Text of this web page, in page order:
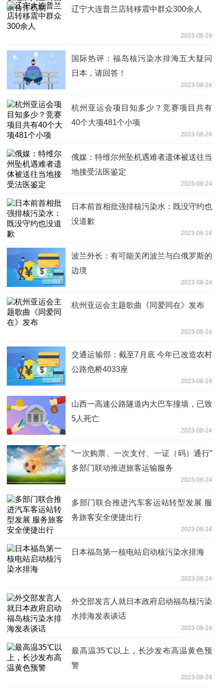
辽宁大连普兰店转移震中群众300余人
2023-08-24
国际热评：福岛核污染水排海五大疑问
日本，请回答！
2023-08-24
杭州亚运会项目知多少？竞赛项目共有
40个大项481个小项
2023-08-24
俄媒：特维尔州坠机遇难者遗体被送往当
地接受法医鉴定
2023-08-24
日本前首相批强排核污染水：既没守约也
没道歉
2023-08-24
波兰外长：有可能关闭波兰与白俄罗斯的
边境
2023-08-24
杭州亚运会主题歌曲《同爱同在》发布
2023-08-24
交通运输部：截至7月底 今年已改造农村
公路危桥4033座
2023-08-24
山西一高速公路隧道内大巴车撞墙，已致
5人死亡
2023-08-24
“一次购票、一次支付、一证（码）通行”
多部门联动推进旅客运输服务
2023-08-24
多部门联合推进汽车客运站转型发展 服
务旅客安全便捷出行
2023-08-24
日本福岛第一核电站启动核污染水排海
2023-08-24
外交部发言人就日本政府启动福岛核污染
水排海发表谈话
2023-08-24
最高温35℃以上，长沙发布高温黄色预
警
2023-08-24